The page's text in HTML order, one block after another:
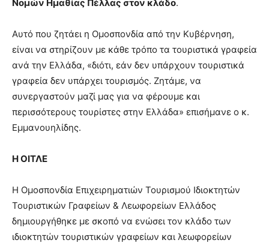
Νομών Ημαθίας Πέλλας στον κλάδο.
Αυτό που ζητάει η Ομοσπονδία από την Κυβέρνηση,
είναι να στηρίζουν με κάθε τρόπο τα τουριστικά γραφεία
ανά την Ελλάδα, «διότι, εάν δεν υπάρχουν τουριστικά
γραφεία δεν υπάρχει τουρισμός. Ζητάμε, να
συνεργαστούν μαζί μας για να φέρουμε και
περισσότερους τουρίστες στην Ελλάδα» επισήμανε ο κ.
Εμμανουηλίδης.
Η ΟΙΤΛΕ
Η Ομοσπονδία Επιχειρηματιών Τουρισμού Ιδιοκτητών
Τουριστικών Γραφείων & Λεωφορείων Ελλάδος
δημιουργήθηκε με σκοπό να ενώσει τον κλάδο των
ιδιοκτητών τουριστικών γραφείων και λεωφορείων